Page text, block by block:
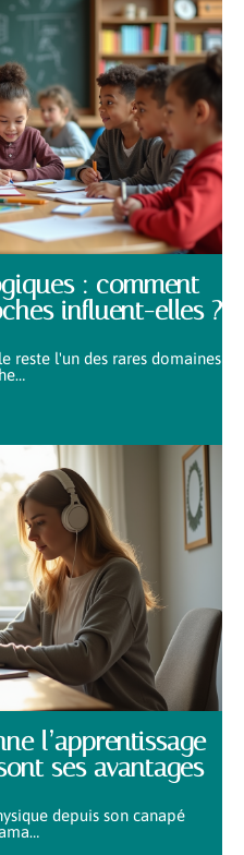
: comment
influent-elles ?
reste l'un des rares domaines
…
l’apprentissage
ses avantages
depuis son canapé
…